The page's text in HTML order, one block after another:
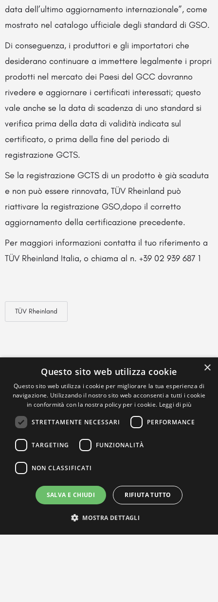
data dell’ultimo aggiornamento internazionale”, come
mostrato nel catalogo ufficiale degli standard di GSO.
Di conseguenza, i produttori e gli importatori che
desiderano continuare a immettere legalmente i propri
prodotti nel mercato dei Paesi del GCC dovranno
rivedere e aggiornare i certificati interessati; questo
vale anche se la data di scadenza di uno standard si
verifica prima della data di validità indicata sul
certificato, o prima della fine del periodo di
registrazione GCTS.
Se la registrazione GCTS di un prodotto è già scaduta
e non può essere rinnovata, TÜV Rheinland può
riattivare la registrazione GSO,dopo il corretto
aggiornamento della certificazione precedente.
Per maggiori informazioni contatta il tuo riferimento a
TÜV Rheinland Italia, o chiama al n. +39 02 939 687 1
TÜV Rheinland
×
Questo sito web utilizza cookie
Questo sito web utilizza i cookie per migliorare la tua esperienza di
navigazione. Utilizzando il nostro sito web acconsenti a tutti i cookie
in conformità con la nostra policy per i cookie. Leggi di più
STRETTAMENTE NECESSARI PERFORMANCE
TARGETING FUNZIONALITÀ
NON CLASSIFICATI
SALVA E CHIUDI RIFIUTA TUTTO
MOSTRA DETTAGLI